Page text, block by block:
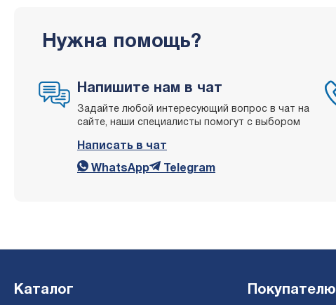
Нужна помощь?
Напишите нам в чат
Задайте любой интересующий вопрос в чат на
сайте, наши специалисты помогут с выбором
Написать в чат
WhatsApp Telegram
Каталог Покупателю